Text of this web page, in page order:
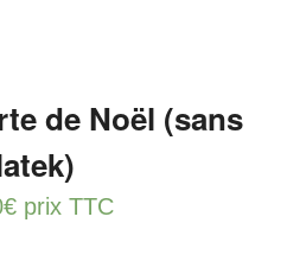
de Noël (sans
€ prix TTC